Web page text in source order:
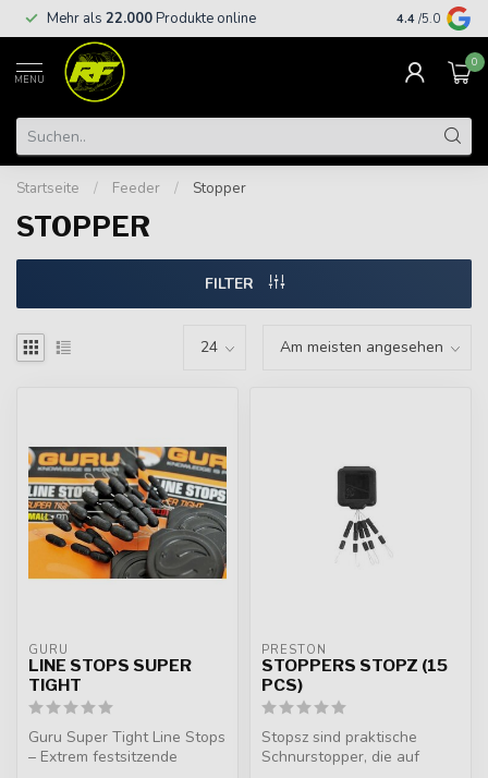
Mehr als 22.000Produkte online Kostenloser
€
4.4 /5.0
MENU
0
Startseite / Feeder / Stopper
STOPPER
FILTER
GURU
LINE STOPS SUPER
TIGHT
Guru Super Tight Line Stops
– Extrem festsitzende
PRESTON
STOPPERS STOPZ (15
PCS)
Stopsz sind praktische
Schnurstopper, die auf